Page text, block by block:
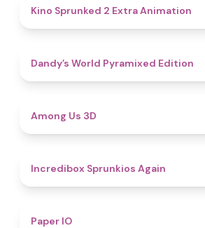
Kino Sprunked 2 Extra Animation
Dandy’s World Pyramixed Edition
Among Us 3D
Incredibox Sprunkios Again
Paper IO